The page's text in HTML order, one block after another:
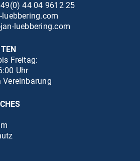
44 04 9612 25
luebbering.com
Freitag:
Uhr
Vereinbarung